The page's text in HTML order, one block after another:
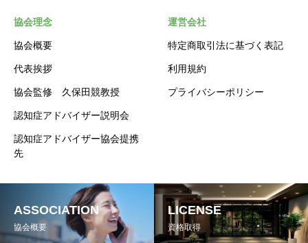
協会理念
協会概要
代表挨拶
協会監修 久保田競教授
認知症アドバイザー説明会
認知症アドバイザー協会提携
先
運営会社
特定商取引法に基づく表記
利用規約
プライバシーポリシー
ASSOCIATION
協会概要
LICENSE
資格取得